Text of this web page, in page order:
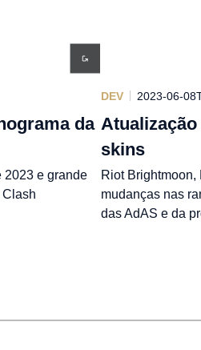
da
2023 e grande
DEV 2023-06-
skins
Riot
mudanças nas
das AdAS e da